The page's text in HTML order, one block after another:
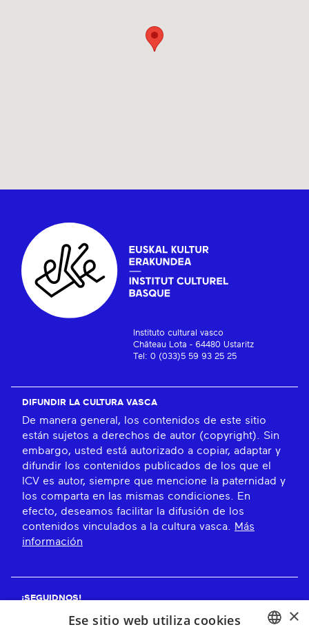
Instituto cultural vasco
Château Lota - 64480 Ustaritz
Tel: 0 (033)5 59 93 25 25
DIFUNDIR LA CULTURA VASCA
De manera general, los contenidos de este sitio
están sujetos a derechos de autor (copyright). Sin
embargo, usted está autorizado a copiar, adaptar y
difundir los contenidos publicados de los que el
ICV es autor, siempre que mencione la paternidad y
los comparta en las mismas condiciones. En
efecto, deseamos facilitar la difusión de los
contenidos vinculados a la cultura vasca.
Más
información
¡SEGUIDNOS!
×
Ese sitio web utiliza cookies